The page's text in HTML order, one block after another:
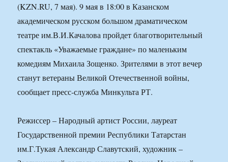
(KZN.RU, 7 мая). 9 мая в 18:00 в Казанском
академическом русском большом драматическом
театре им.В.И.Качалова пройдет благотворительный
спектакль «Уважаемые граждане» по маленьким
комедиям Михаила Зощенко. Зрителями в этот вечер
станут ветераны Великой Отечественной войны,
сообщает пресс-служба Минкульта РТ.
Режиссер – Народный артист России, лауреат
Государственной премии Республики Татарстан
им.Г.Тукая Александр Славутский, художник –